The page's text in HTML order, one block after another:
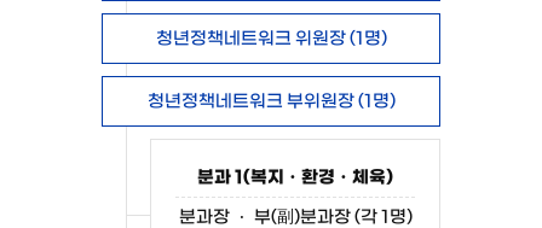
청년정책네트워크 위원장 (1명)
청년정책네트워크 부위원장 (1명)
분과 1(복지ㆍ환경ㆍ체육)
분과장 ㆍ 부(副)분과장 (각 1명)